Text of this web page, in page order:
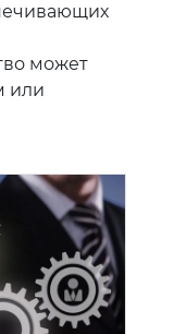
может
или